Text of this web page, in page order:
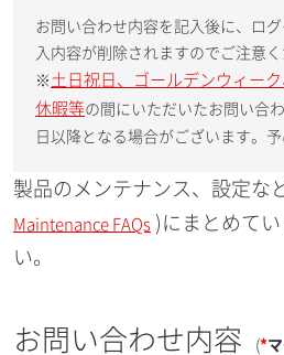
お問い合わせ内容を記入後に、ロ
入内容が削除されますのでご注意く
※ 土日祝日、ゴールデンウィー
休暇等の間にいただいたお問い合
日以降となる場合がございます。予
製品のメンテナンス、設定な
Maintenance FAQs )にまとめて
い。
お問い合わせ内容 (*